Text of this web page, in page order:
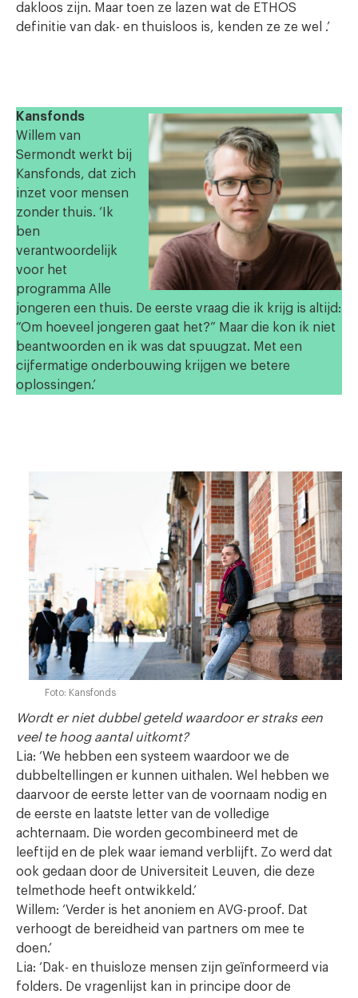
dakloos zijn. Maar toen ze lazen wat de ETHOS
definitie van dak- en thuisloos is, kenden ze ze wel .’
Kansfonds
Willem van
Sermondt werkt bij
Kansfonds, dat zich
inzet voor mensen
zonder thuis. ‘Ik
ben
verantwoordelijk
voor het
programma Alle
jongeren een thuis. De eerste vraag die ik krijg is altijd:
“Om hoeveel jongeren gaat het?” Maar die kon ik niet
beantwoorden en ik was dat spuugzat. Met een
cijfermatige onderbouwing krijgen we betere
oplossingen.’
Foto: Kansfonds
Wordt er niet dubbel geteld waardoor er straks een
veel te hoog aantal uitkomt?
Lia: ‘We hebben een systeem waardoor we de
dubbeltellingen er kunnen uithalen. Wel hebben we
daarvoor de eerste letter van de voornaam nodig en
de eerste en laatste letter van de volledige
achternaam. Die worden gecombineerd met de
leeftijd en de plek waar iemand verblijft. Zo werd dat
ook gedaan door de Universiteit Leuven, die deze
telmethode heeft ontwikkeld.’
Willem: ‘Verder is het anoniem en AVG-proof. Dat
verhoogt de bereidheid van partners om mee te
doen.’
Lia: ‘Dak- en thuisloze mensen zijn geïnformeerd via
folders. De vragenlijst kan in principe door de